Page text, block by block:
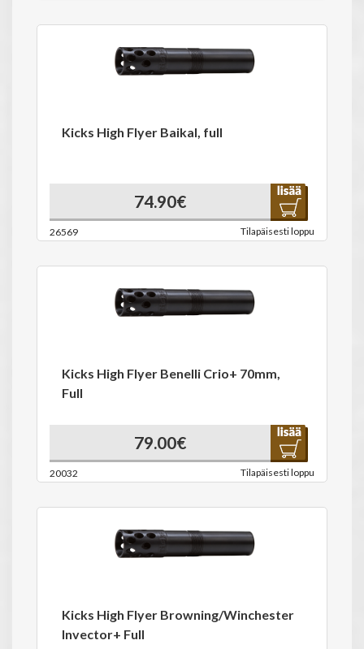
Kicks High Flyer Baikal, full
74.90€
26569 Tilapäisesti loppu
Kicks High Flyer Benelli Crio+ 70mm,
Full
79.00€
20032 Tilapäisesti loppu
Kicks High Flyer Browning/Winchester
Invector+ Full